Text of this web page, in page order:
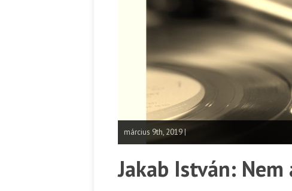
március 9th, 2019 |
Jakab István: